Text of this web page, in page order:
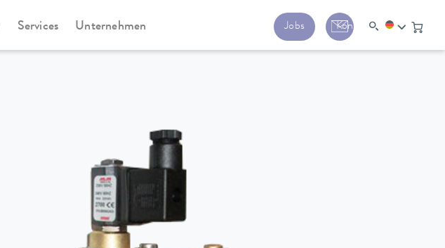
Services Unternehmen Jobs Kontakt